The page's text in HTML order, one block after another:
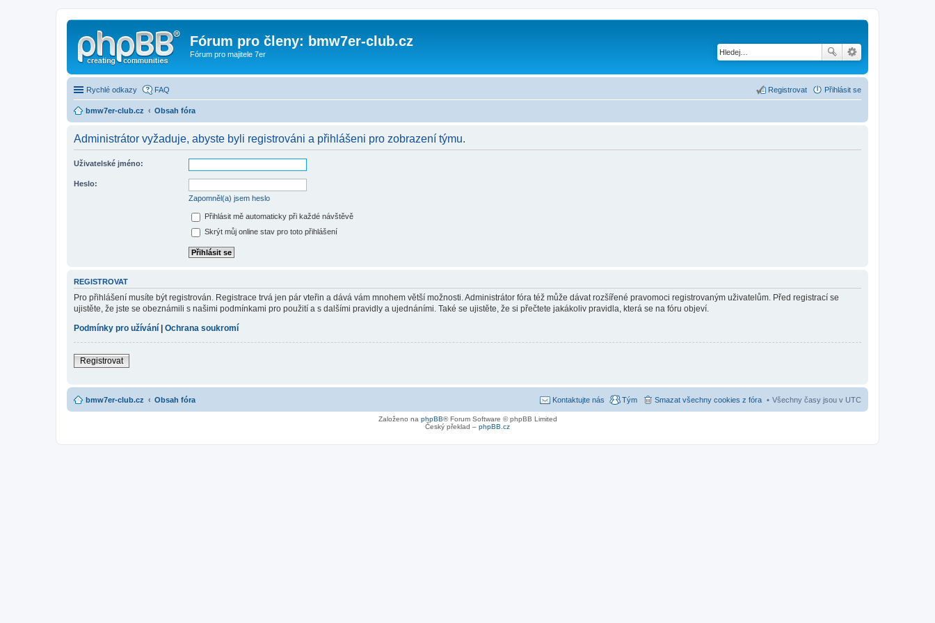
Fórum pro členy: bmw7er-club.cz
Fórum pro majitele 7er
Rychlé odkazy FAQ Přihlásit se
Registrovat
bmw7er-club.cz Obsah fóra
Administrátor vyžaduje, abyste byli registrováni a přihlášeni pro zobrazení týmu.
Uživatelské jméno:
Heslo:
Zapomněl(a) jsem heslo
Přihlásit mě automaticky při každé návštěvě
Skrýt můj online stav pro toto přihlášení
REGISTROVAT
Pro přihlášení musíte být registrován. Registrace trvá jen pár vteřin a dává vám mnohem větší možnosti. Administrátor fóra též může dávat rozšířené pravomoci registrovaným uživatelům. Před registrací se
ujistěte, že jste se obeznámili s našimi podmínkami pro použití a s dalšími pravidly a ujednáními. Také se ujistěte, že si přečtete jakákoliv pravidla, která se na fóru objeví.
Podmínky pro užívání
Ochrana soukromí
Registrovat
bmw7er-club.cz Obsah fóra Všechny časy jsou v UTC
Smazat všechny cookies z fóra
Tým
Kontaktujte nás
Založeno na phpBB® Forum Software © phpBB Limited
Český překlad – phpBB.cz